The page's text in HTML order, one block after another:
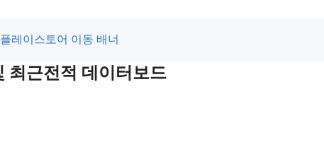
최근전적 데이터보드